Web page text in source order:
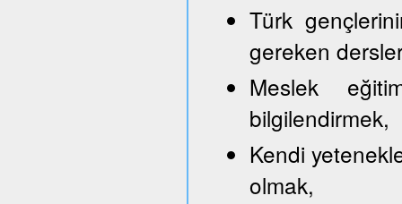
Türk
gereken
Meslek
bilgilendirmek,
Kendi
olmak,